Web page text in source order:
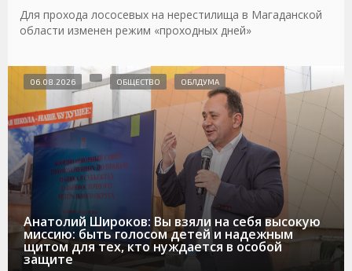
Для прохода лососевых на нерестилища в Магаданской
области изменен режим «проходных дней»
Анатолий Широков: Вы взяли на себя высокую
миссию: быть голосом детей и надежным
щитом для тех, кто нуждается в особой
защите
06.08.2026 ОБЩЕСТВО ОБЛДУМА